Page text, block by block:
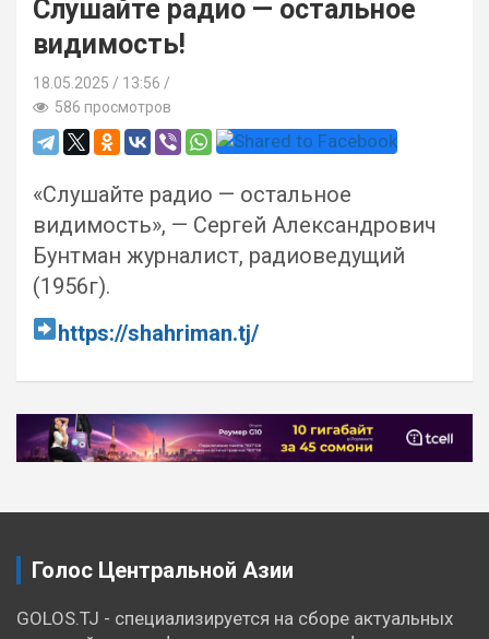
Слушайте радио — остальное
видимость!
18.05.2025
13:56 /
586 просмотров
«Слушайте радио — остальное
видимость», — Сергей Александрович
Бунтман журналист, радиоведущий
(1956г).
https://shahriman.tj/
Навигация
по
Голос Центральной Азии
GOLOS.TJ - специализируется на сборе актуальных